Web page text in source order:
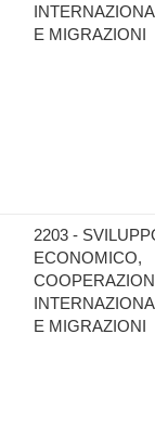
E MIGRAZIONI
2203 -
ECONOMICO,
E MIGRAZIONI